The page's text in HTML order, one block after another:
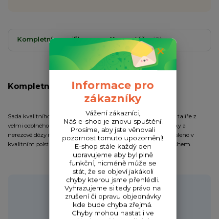
Kompletní specifikace Komentáře 0
Kompletní specifikace
Sada kvalitního jídelního příslušenství. Obsahuje froté utěrku, talíře z
velmi odolného plastu, kompletní příbory, nerezové termohrnky a
nerezové dózy na cukr a sůl s kvalitním těsněním. Vše je zabaleno v
kvalitním polstrovaném pouzdru se zipem a transportním uchem.
Potřebujete poradit?
Informace pro
zákazníky
Vážení zákazníci,
Náš e-shop je znovu spuštění.
Prosíme, aby jste věnovali
pozornost tomuto upozornění!
E-shop stále každý den
upravujeme aby byl plně
funkční, nicméně může se
stát, že se objeví jakákoli
chyby kterou jsme přehlédli.
Vyhrazujeme si tedy právo na
zrušení či opravu objednávky
kde bude chyba zřejmá.
Chyby mohou nastat i ve